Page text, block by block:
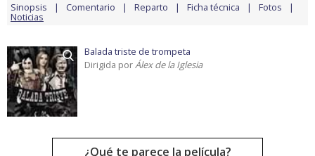
Sinopsis Comentario Reparto Ficha técnica Fotos
Noticias
Balada triste de trompeta
Dirigida porÁlex de la Iglesia
¿Qué te parece la película?